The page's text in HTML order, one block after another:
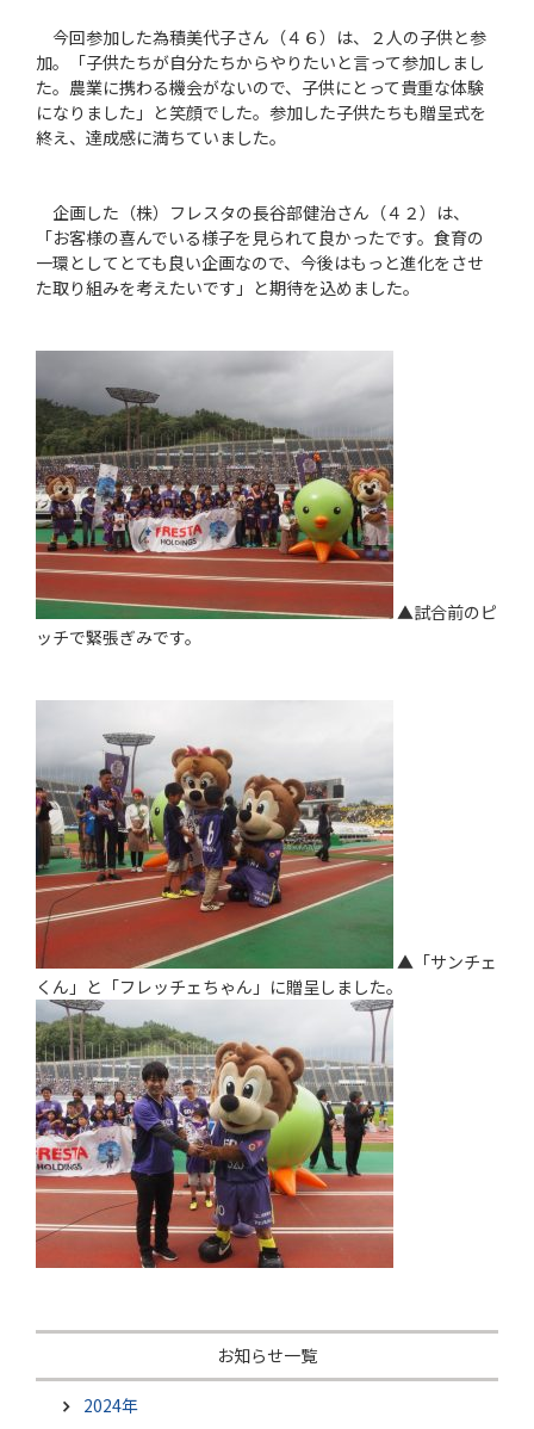
今回参加した為積美代子さん（４６）は、２人の子供と参
加。「子供たちが自分たちからやりたいと言って参加しまし
た。農業に携わる機会がないので、子供にとって貴重な体験
になりました」と笑顔でした。参加した子供たちも贈呈式を
終え、達成感に満ちていました。
企画した（株）フレスタの長谷部健治さん（４２）は、
「お客様の喜んでいる様子を見られて良かったです。食育の
一環としてとても良い企画なので、今後はもっと進化をさせ
た取り組みを考えたいです」と期待を込めました。
▲試合前のピ
ッチで緊張ぎみです。
▲「サンチェ
くん」と「フレッチェちゃん」に贈呈しました。
お知らせ一覧
2024年